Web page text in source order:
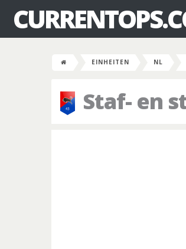
EINHEITEN NL
Staf- en